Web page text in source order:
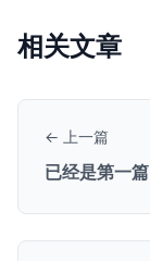
相关文章
← 上一篇
已经是第一篇